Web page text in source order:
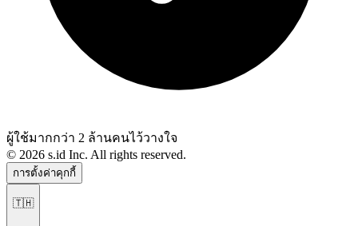
ผู้ใช้มากกว่า 2 ล้านคนไว้วางใจ
© 2026 s.id Inc. All rights reserved.
การตั้งค่าคุกกี้
🇹🇭